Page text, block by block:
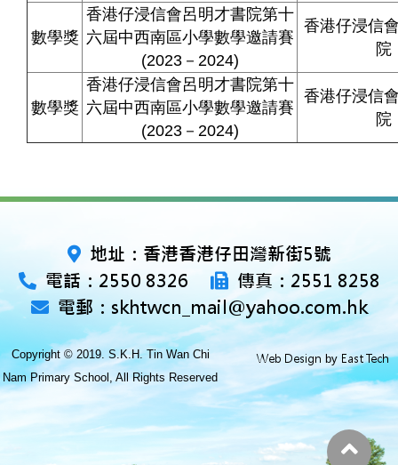
數學獎
香港仔浸信會呂明才書院第十
六屆中西南區小學數學邀請賽
(2023－2024)
香港仔浸信
院
數學獎
香港仔浸信會呂明才書院第十
六屆中西南區小學數學邀請賽
(2023－2024)
香港仔浸信
院
地址：香港香港仔田灣新街5號
電話：2550 8326
傳真：2551 8258
電郵：skhtwcn_mail@yahoo.com.hk
Copyright © 2019. S.K.H. Tin Wan Chi
Nam Primary School, All Rights Reserved
Web Design by East Tech